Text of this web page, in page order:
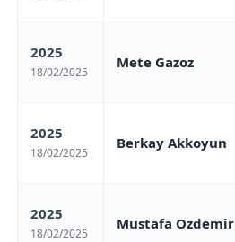
2025
18/02/2025
Mete Gazoz
2025
18/02/2025
Berkay Akkoyun
2025
18/02/2025
Mustafa Ozdemir